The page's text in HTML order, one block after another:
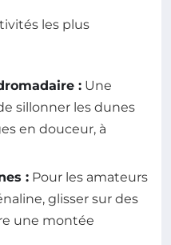
les plus
: Une
sillonner les dunes
en douceur, à
: Pour les amateurs
glisser sur des
une montée